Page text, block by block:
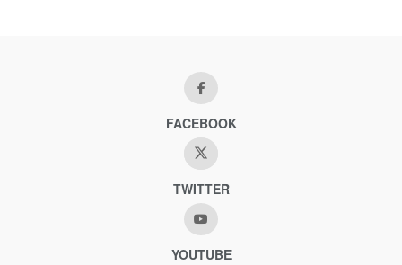
FACEBOOK
TWITTER
YOUTUBE